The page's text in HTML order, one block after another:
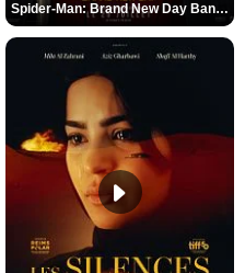
Spider-Man: Brand New Day Bande-annonce VO STFR